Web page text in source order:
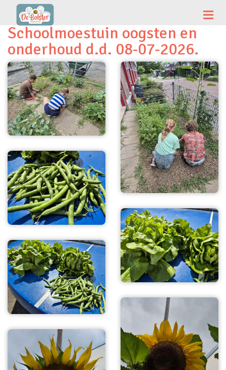
Schoolmoestuin oogsten en
onderhoud d.d. 08-07-2026.